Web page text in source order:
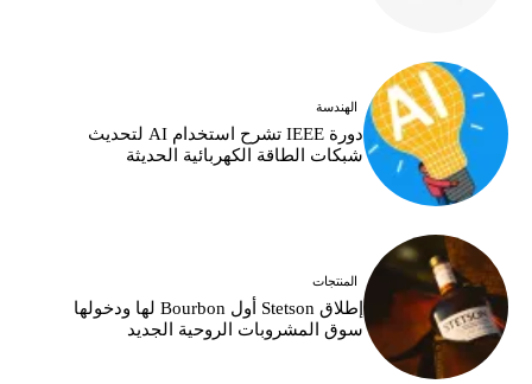
الهندسة
دورة IEEE تشرح استخدام AI لتحديث
شبكات الطاقة الكهربائية الحديثة
المنتجات
إطلاق Stetson أول Bourbon لها ودخولها
سوق المشروبات الروحية الجديد